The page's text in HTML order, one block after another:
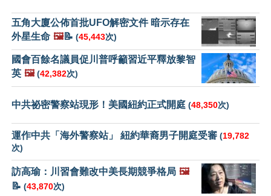
五角大廈公佈首批UFO解密文件 暗示存在
外星生命 🖼️📝 (45,443次)
國會百餘名議員促川普呼籲習近平釋放黎智
英 🖼️ (42,382次)
中共祕密警察站現形！美國紐約正式開庭 (48,350次)
運作中共「海外警察站」 紐約華裔男子開庭受審 (19,782
次)
訪高瑜：川習會難改中美長期競爭格局 🖼️
📝 (43,870次)